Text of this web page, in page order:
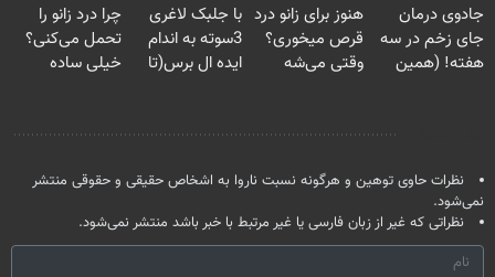
میلیون تومان!!!
فقط ۲۵ میلیون
خانگی
جادوی درمان
جای زخم در سه
هفته! (همین
هنوز برای زانو درد
قرص میخوری؟
وقتی می‌شه
با جلبک لاغری
3سوته به اندام
ایده ال برس(تا
چرا درد زانو را
تحمل می‌کنی؟
خیلی ساده
نظرات حاوی توهین و هرگونه نسبت ناروا به اشخاص حقیقی و حقوقی منتشر
نمی‌شود.
نظراتی که غیر از زبان فارسی یا غیر مرتبط با خبر باشد منتشر نمی‌شود.